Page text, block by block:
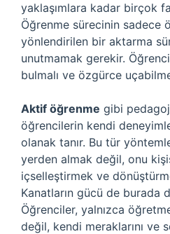
yaklaşımlara kadar birçok
Öğrenme sürecinin sadece
yönlendirilen bir aktarma
unutmamak gerekir.
bulmalı ve özgürce
Aktif öğrenme gibi
öğrencilerin kendi
olanak tanır. Bu tür
yerden almak değil, onu
içselleştirmek ve
Kanatların gücü de burada
Öğrenciler, yalnızca
değil, kendi meraklarını ve